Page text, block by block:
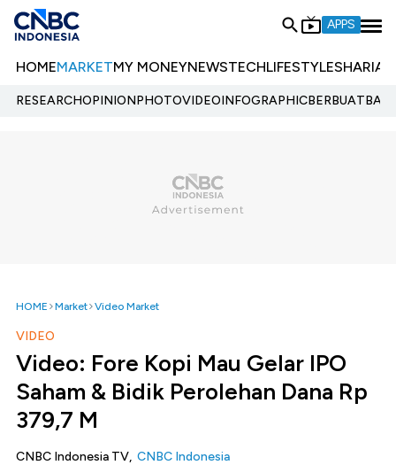
APPS
HOMEMARKETMY MONEYNEWSTECHLIFESTYLESHARIA
RESEARCHOPINIONPHOTOVIDEOINFOGRAPHIC
HOME Market Video Market
VIDEO
Video: Fore Kopi Mau Gelar IPO
Saham & Bidik Perolehan Dana Rp
379,7 M
CNBC Indonesia TV, CNBC Indonesia